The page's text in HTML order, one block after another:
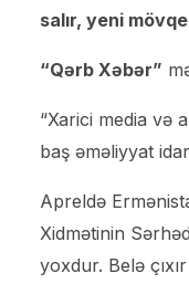
salır, yeni
“Qərb Xəbər”
“Xarici media və
baş əməliyyat
Apreldə
Xidmətinin
yoxdur. Belə